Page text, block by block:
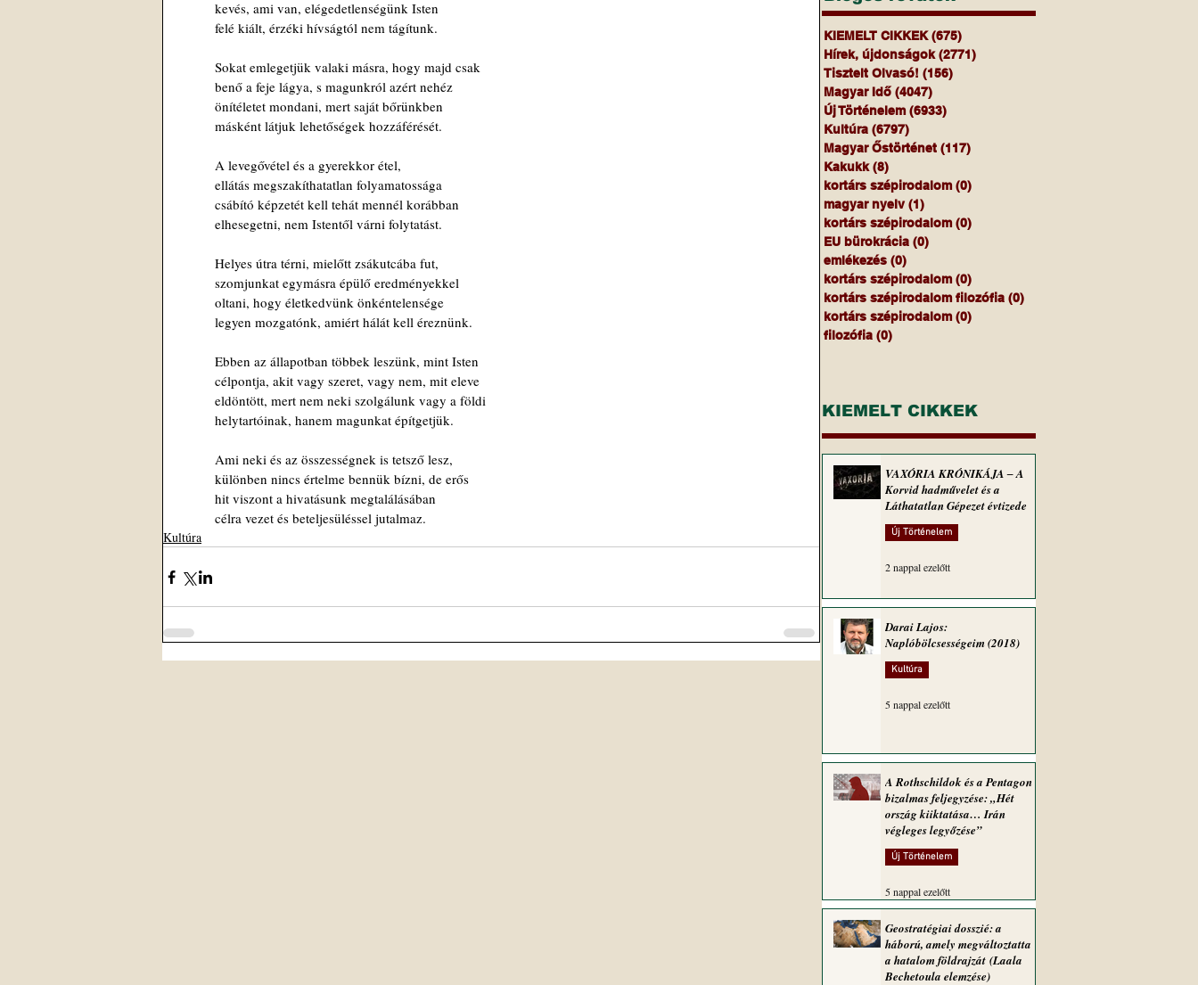
kevés, ami van, elégedetlenségünk Isten
felé kiált, érzéki hívságtól nem tágítunk.
Sokat emlegetjük valaki másra, hogy majd csak
benő a feje lágya, s magunkról azért nehéz
önítéletet mondani, mert saját bőrünkben
másként látjuk lehetőségek hozzáférését.
A levegővétel és a gyerekkor étel,
ellátás megszakíthatatlan folyamatossága
csábító képzetét kell tehát mennél korábban
elhesegetni, nem Istentől várni folytatást.
Helyes útra térni, mielőtt zsákutcába fut,
szomjunkat egymásra épülő eredményekkel
oltani, hogy életkedvünk önkéntelensége
legyen mozgatónk, amiért hálát kell éreznünk.
Ebben az állapotban többek leszünk, mint Isten
célpontja, akit vagy szeret, vagy nem, mit eleve
eldöntött, mert nem neki szolgálunk vagy a földi
helytartóinak, hanem magunkat építgetjük.
Ami neki és az összességnek is tetsző lesz,
különben nincs értelme bennük bízni, de erős
hit viszont a hivatásunk megtalálásában
célra vezet és beteljesüléssel jutalmaz.
Kultúra
KIEMELT CIKKEK (675)
Hírek, újdonságok (2771)
Tisztelt Olvasó! (156)
Magyar Idő (4047)
Új Történelem (6933)
Kultúra (6797)
Magyar Őstörténet (117)
Kakukk (8)
kortárs szépirodalom (0)
magyar nyelv (1)
kortárs szépirodalom (0)
EU bürokrácia (0)
emlékezés (0)
kortárs szépirodalom (0)
kortárs szépirodalom filozófia (0)
kortárs szépirodalom (0)
filozófia (0)
KIEMELT CIKKEK
VAXÓRIA KRÓNIKÁJA ‒ A
Korvid hadművelet és a
Láthatatlan Gépezet évtizede
Új Történelem
2 nappal ezelőtt
Darai Lajos:
Naplóbölcsességeim (2018)
Kultúra
5 nappal ezelőtt
A Rothschildok és a Pentagon
bizalmas feljegyzése: „Hét
ország kiiktatása… Irán
végleges legyőzése”
Új Történelem
5 nappal ezelőtt
Geostratégiai dosszié: a
háború, amely megváltoztatta
a hatalom földrajzát (Laala
Bechetoula elemzése)